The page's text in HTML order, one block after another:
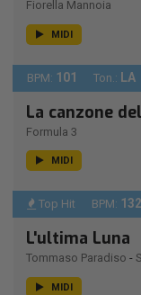
Fiorella Mannoia
MIDI
BPM: 101 Ton.: LA
La canzone
Formula 3
MIDI
Top Hit BPM: 132
L'ultima Luna
Tommaso Paradiso -
MIDI